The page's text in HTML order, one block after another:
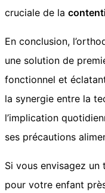
cruciale de la
En conclusion,
une solution de
fonctionnel et
la synergie entre la
l’implication
ses précautions
Si vous envisagez
pour votre enfant